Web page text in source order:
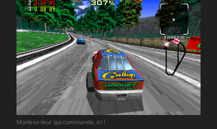
Montrez-leur qui commande, ici !